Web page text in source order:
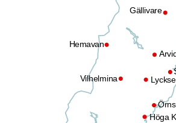
Gällivare
Hemavan
Vilhelmina